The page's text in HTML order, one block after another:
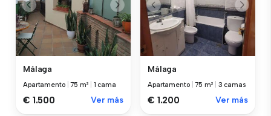
Málaga
Apartamento |75 m² 1 cama
€ 1.500 Ver más
Málaga
Apartamento |75 m² 3 camas
€ 1.200 Ver más